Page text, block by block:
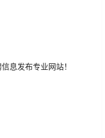
息发布专业网站！